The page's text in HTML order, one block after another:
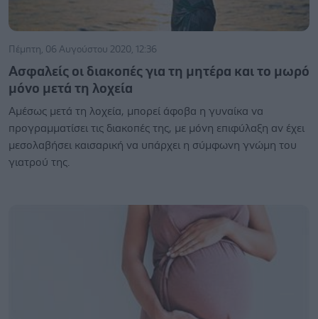
Πέμπτη, 06 Αυγούστου 2020, 12:36
Ασφαλείς οι διακοπές για τη μητέρα και το μωρό
μόνο μετά τη λοχεία
Αμέσως μετά τη λοχεία, μπορεί άφοβα η γυναίκα να
προγραμματίσει τις διακοπές της, με μόνη επιφύλαξη αν έχει
μεσολαβήσει καισαρική να υπάρχει η σύμφωνη γνώμη του
γιατρού της.